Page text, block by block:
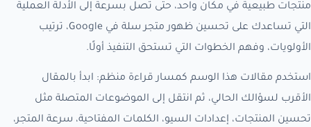
منتجات طبيعية في مكان واحد، حتى تصل بسرعة إلى الأدلة العملية
التي تساعدك على تحسين ظهور متجر سلة في Google، ترتيب
الأولويات، وفهم الخطوات التي تستحق التنفيذ أولًا.
استخدم مقالات هذا الوسم كمسار قراءة منظم: ابدأ بالمقال
الأقرب لسؤالك الحالي، ثم انتقل إلى الموضوعات المتصلة مثل
تحسين المنتجات، إعدادات السيو، الكلمات المفتاحية، سرعة المتجر،